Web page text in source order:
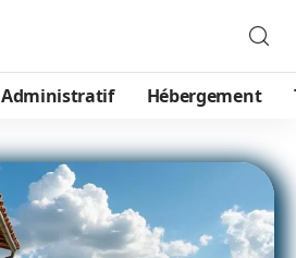
Administratif Hébergement